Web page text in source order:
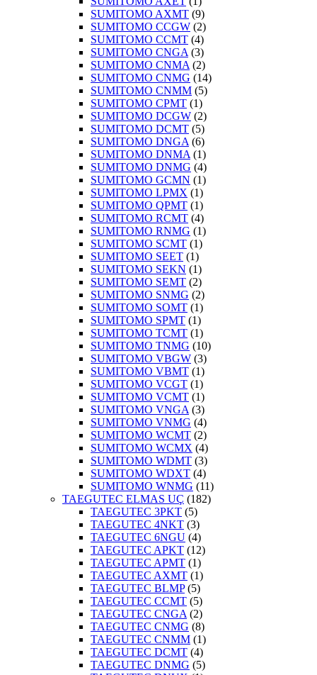
SUMITOMO AXMT (9)
SUMITOMO CCGW (2)
SUMITOMO CCMT (4)
SUMITOMO CNGA (3)
SUMITOMO CNMA (2)
SUMITOMO CNMG (14)
SUMITOMO CNMM (5)
SUMITOMO CPMT (1)
SUMITOMO DCGW (2)
SUMITOMO DCMT (5)
SUMITOMO DNGA (6)
SUMITOMO DNMA (1)
SUMITOMO DNMG (4)
SUMITOMO GCMN (1)
SUMITOMO LPMX (1)
SUMITOMO QPMT (1)
SUMITOMO RCMT (4)
SUMITOMO RNMG (1)
SUMITOMO SCMT (1)
SUMITOMO SEET (1)
SUMITOMO SEKN (1)
SUMITOMO SEMT (2)
SUMITOMO SNMG (2)
SUMITOMO SOMT (1)
SUMITOMO SPMT (1)
SUMITOMO TCMT (1)
SUMITOMO TNMG (10)
SUMITOMO VBGW (3)
SUMITOMO VBMT (1)
SUMITOMO VCGT (1)
SUMITOMO VCMT (1)
SUMITOMO VNGA (3)
SUMITOMO VNMG (4)
SUMITOMO WCMT (2)
SUMITOMO WCMX (4)
SUMITOMO WDMT (3)
SUMITOMO WDXT (4)
SUMITOMO WNMG (11)
TAEGUTEC ELMAS UÇ (182)
TAEGUTEC 3PKT (5)
TAEGUTEC 4NKT (3)
TAEGUTEC 6NGU (4)
TAEGUTEC APKT (12)
TAEGUTEC APMT (1)
TAEGUTEC AXMT (1)
TAEGUTEC BLMP(5)
TAEGUTEC CCMT (5)
TAEGUTEC CNGA (2)
TAEGUTEC CNMG (8)
TAEGUTEC CNMM (1)
TAEGUTEC DCMT (4)
TAEGUTEC DNMG (5)